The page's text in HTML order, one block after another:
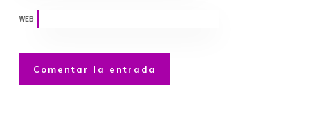
WEB
Comentar la entrada